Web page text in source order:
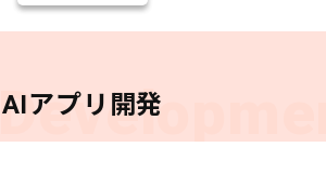
AIアプリ開発